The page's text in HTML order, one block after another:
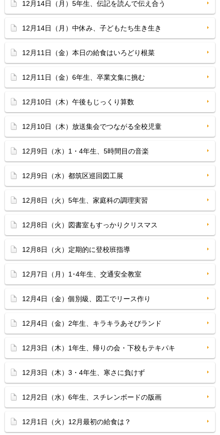
12月14日（月）5年生、伝記を読んで伝え合う
12月14日（月）中休み、子どもたち生き生き
12月11日（金）本日の給食はいろどり根菜
12月11日（金）6年生、卒業文集に挑む
12月10日（木）午後もじっくり算数
12月10日（木）放送集会でつながる全校児童
12月9日（水）1・4年生、5時間目の音楽
12月9日（水）都筑区巡回図工展
12月8日（火）5年生、家庭科の調理実習
12月8日（火）図書室もすっかりクリスマス
12月8日（火）定期的に登校班指導
12月7日（月）1･4年生、交通安全教室
12月4日（金）個別級、図工でリース作り
12月4日（金）2年生、キラキラあそびランド
12月3日（木）1年生、帰りの会・下校もテキパキ
12月3日（木）3・4年生、寒さに負けず
12月2日（水）6年生、スチレンボードの版画
12月1日（火）12月最初の給食は？